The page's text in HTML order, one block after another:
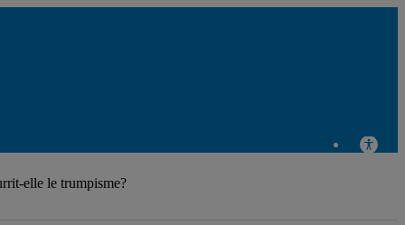
elle le trumpisme?